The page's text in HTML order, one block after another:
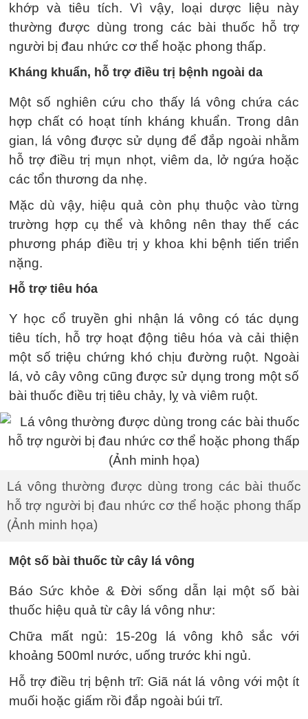
khớp và tiêu tích. Vì vậy, loại dược liệu này
thường được dùng trong các bài thuốc hỗ trợ
người bị đau nhức cơ thể hoặc phong thấp.
Kháng khuẩn, hỗ trợ điều trị bệnh ngoài da
Một số nghiên cứu cho thấy lá vông chứa các
hợp chất có hoạt tính kháng khuẩn. Trong dân
gian, lá vông được sử dụng để đắp ngoài nhằm
hỗ trợ điều trị mụn nhọt, viêm da, lở ngứa hoặc
các tổn thương da nhẹ.
Mặc dù vậy, hiệu quả còn phụ thuộc vào từng
trường hợp cụ thể và không nên thay thế các
phương pháp điều trị y khoa khi bệnh tiến triển
nặng.
Hỗ trợ tiêu hóa
Y học cổ truyền ghi nhận lá vông có tác dụng
tiêu tích, hỗ trợ hoạt động tiêu hóa và cải thiện
một số triệu chứng khó chịu đường ruột. Ngoài
lá, vỏ cây vông cũng được sử dụng trong một số
bài thuốc điều trị tiêu chảy, lỵ và viêm ruột.
Lá vông thường được dùng trong các bài thuốc
hỗ trợ người bị đau nhức cơ thể hoặc phong thấp
(Ảnh minh họa)
Một số bài thuốc từ cây lá vông
Báo Sức khỏe & Đời sống dẫn lại một số bài
thuốc hiệu quả từ cây lá vông như:
Chữa mất ngủ: 15-20g lá vông khô sắc với
khoảng 500ml nước, uống trước khi ngủ.
Hỗ trợ điều trị bệnh trĩ: Giã nát lá vông với một ít
muối hoặc giấm rồi đắp ngoài búi trĩ.